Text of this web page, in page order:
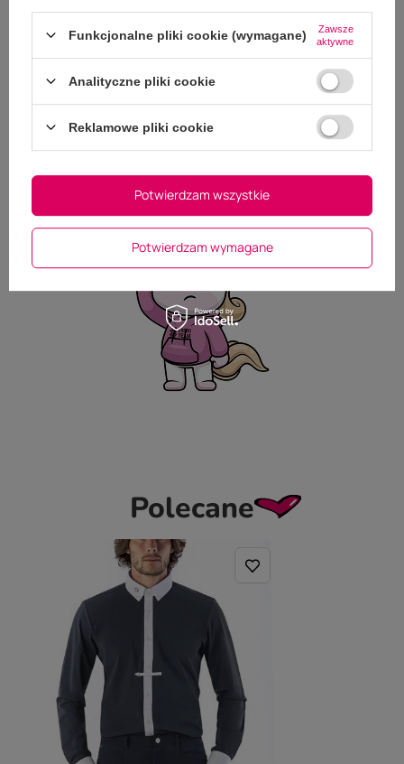
Masz pytania do tego
produktu?
Zapraszamy do kontaktu - nasi specjaliści z
przyjemnością udzielą wszelkich informacji na temat
oferowanych produktów.
Zadaj pytanie
Polecane
Funkcjonalne pliki cookie (wymagane)
Zawsze
aktywne
Analityczne pliki cookie
Reklamowe pliki cookie
Potwierdzam wymagane
Potwierdzam wszystkie